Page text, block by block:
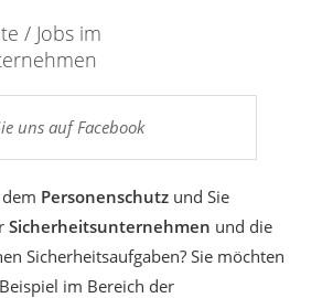
/ Jobs im
uns auf Facebook
Personenschutz und Sie
Sicherheitsunternehmen und die
Sicherheitsaufgaben? Sie möchten
im Bereich der